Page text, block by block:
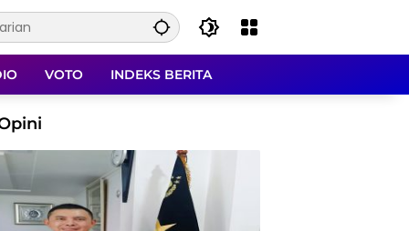
VOTO INDEKS BERITA